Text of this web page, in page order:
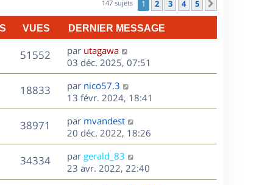
147 sujets 1 2 3 4 5
VUES DERNIER MESSAGE
51552V
u
e
D
e
r
n
i
e
r
m
e
s
s
par utagawa
03 déc. 2025, 07:51
18833V
u
D
e
r
n
i
e
r
m
e
par nico57.3
13 févr. 2024, 18:41
38971
u
D
e
r
n
i
e
par mvandest
20 déc. 2022, 18:26
34334V
u
D
e
r
par gerald_83
23 avr. 2022, 22:40